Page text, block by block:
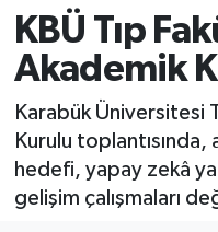
KBÜ Tıp
Akademik
Karabük Üniversitesi
Kurulu
hedefi, yapay zekâ
gelişim çalışmaları
Son Dakika
Haber Arşivi